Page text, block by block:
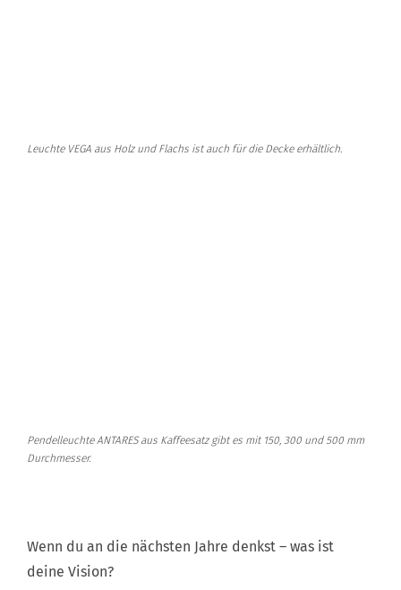
Leuchte VEGA aus Holz und Flachs ist auch für die Decke erhältlich.
Pendelleuchte ANTARES aus Kaffeesatz gibt es mit 150, 300 und 500 mm
Durchmesser.
Wenn du an die nächsten Jahre denkst – was ist
deine Vision?